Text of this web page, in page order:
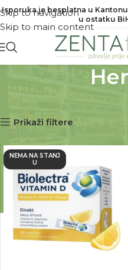
Skip to navigation
Skip to main content
Isporuka je besplatna u
u ostatku
Prikaži filtere
NEMA NA STANJ
U